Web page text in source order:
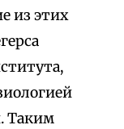
из этих
Таким